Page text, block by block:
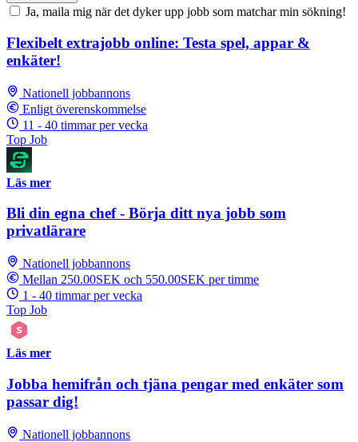
Ja, maila mig när det dyker upp jobb som matchar min sökning!
Flexibelt extrajobb online: Testa spel, appar &
enkäter!
Nationell jobbannons
Enligt överenskommelse
11 - 40 timmar per vecka
Top Job
Läs mer
Bli din egna chef - Börja ditt nya jobb som
privatlärare
Nationell jobbannons
Mellan 250.00SEK och 550.00SEK per timme
1 - 40 timmar per vecka
Top Job
Läs mer
Jobba hemifrån och tjäna pengar med enkäter som
passar dig!
Nationell jobbannons